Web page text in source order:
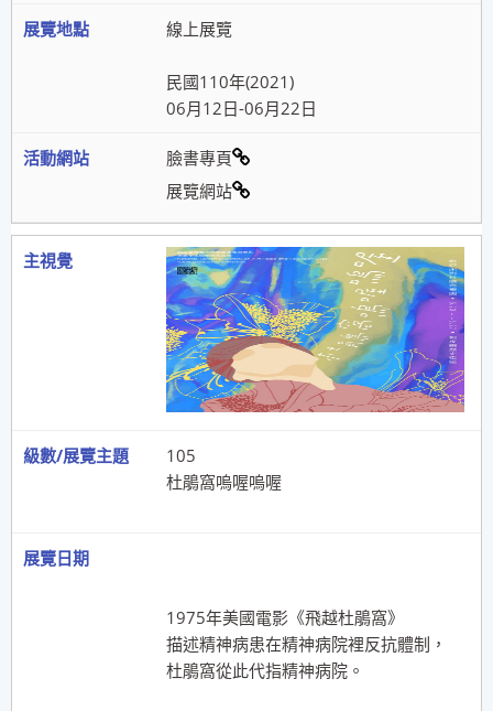
線上展覽
民國110年(2021)
06月12日-06月22日
臉書專頁
展覽網站
105
杜鵑窩嗚喔嗚喔
1975年美國電影《飛越杜鵑窩》
描述精神病患在精神病院裡反抗體制，
杜鵑窩從此代指精神病院。